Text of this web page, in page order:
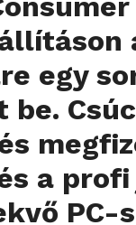
egy
a
PC-